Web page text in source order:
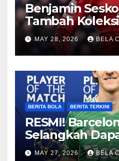
Benjamin
Tambah
2026/27
MAY 28, 2026 BELA
BERITA BOLA BERITA TERKINI
RESMI!
Selangkah
Anthony
MAY 27, 2026 BELA